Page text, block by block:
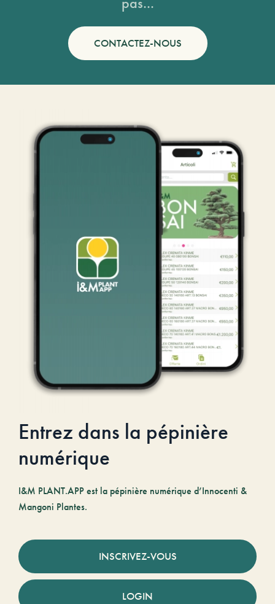
CONTACTEZ-NOUS
Entrez dans la pépinière
numérique
I&M PLANT.APP est la pépinière numérique d’Innocenti &
Mangoni Plantes.
INSCRIVEZ-VOUS
LOGIN